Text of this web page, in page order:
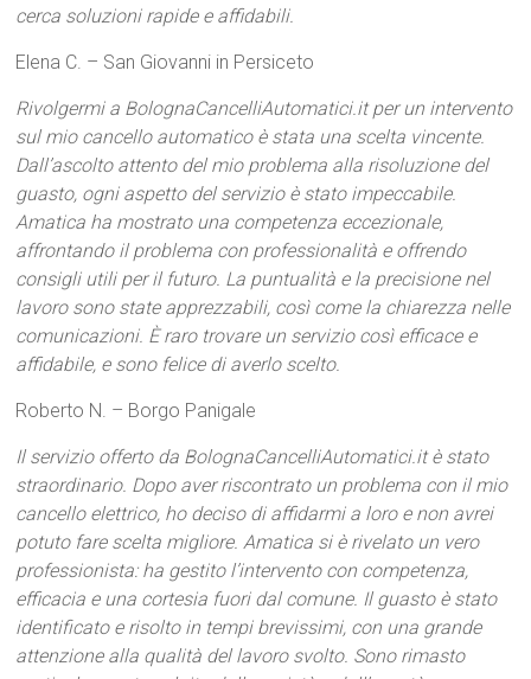
cerca soluzioni rapide e affidabili.
Elena C. – San Giovanni in Persiceto
Rivolgermi a BolognaCancelliAutomatici.it per un intervento
sul mio cancello automatico è stata una scelta vincente.
Dall’ascolto attento del mio problema alla risoluzione del
guasto, ogni aspetto del servizio è stato impeccabile.
Amatica ha mostrato una competenza eccezionale,
affrontando il problema con professionalità e offrendo
consigli utili per il futuro. La puntualità e la precisione nel
lavoro sono state apprezzabili, così come la chiarezza nelle
comunicazioni. È raro trovare un servizio così efficace e
affidabile, e sono felice di averlo scelto.
Roberto N. – Borgo Panigale
Il servizio offerto da BolognaCancelliAutomatici.it è stato
straordinario. Dopo aver riscontrato un problema con il mio
cancello elettrico, ho deciso di affidarmi a loro e non avrei
potuto fare scelta migliore. Amatica si è rivelato un vero
professionista: ha gestito l’intervento con competenza,
efficacia e una cortesia fuori dal comune. Il guasto è stato
identificato e risolto in tempi brevissimi, con una grande
attenzione alla qualità del lavoro svolto. Sono rimasto